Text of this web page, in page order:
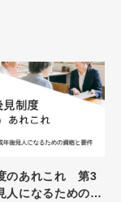
のあれこれ 第3
になるための資